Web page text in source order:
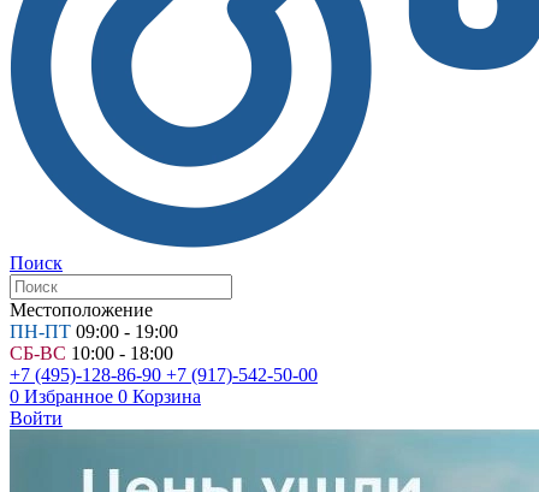
Поиск
Местоположение
ПН-ПТ 09:00 - 19:00
СБ-ВС 10:00 - 18:00
+7 (495)-128-86-90 +7 (917)-542-50-00
0 Избранное 0 Корзина
Войти